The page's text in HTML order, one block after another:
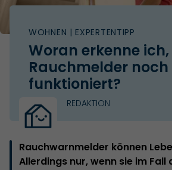
WOHNEN | EXPERTENTIPP
Woran erkenne
Rauchmelder noch
funktioniert?
REDAKTION
Rauchwarnmelder können
Allerdings nur, wenn sie im Fall